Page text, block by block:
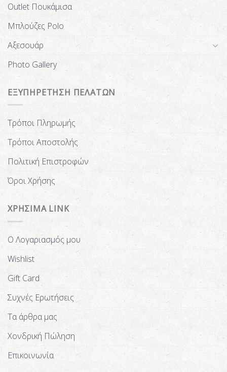
Outlet Πουκάμισα
Μπλούζες Polo
Αξεσουάρ
Photo Gallery
ΕΞΥΠΗΡΕΤΗΣΗ ΠΕΛΑΤΩΝ
Τρόποι Πληρωμής
Τρόποι Αποστολής
Πολιτική Επιστροφών
Όροι Χρήσης
ΧΡΗΣΙΜΑ LINK
Ο Λογαριασμός μου
Wishlist
Gift Card
Συχνές Ερωτήσεις
Τα άρθρα μας
Χονδρική Πώληση
Επικοινωνία